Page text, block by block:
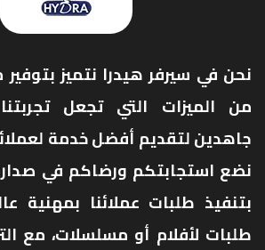
نحن في سيرفر هيدرا نتميز
من الميزات التي تجعل
جاهدين لتقديم أفضل خدمة
نضع استجابتكم ورضاكم في
بتنفيذ طلبات عملائنا بمهنية
طلبات لأفلام أو مسلسلات، مع